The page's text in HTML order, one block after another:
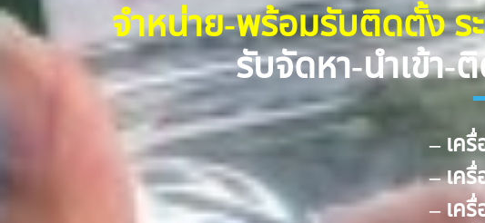
จำหน่าย-พร้อมรับติดตั้ง ร
รับจัดหา-นำเข้า-
– เค
– เครื่
– เครื่